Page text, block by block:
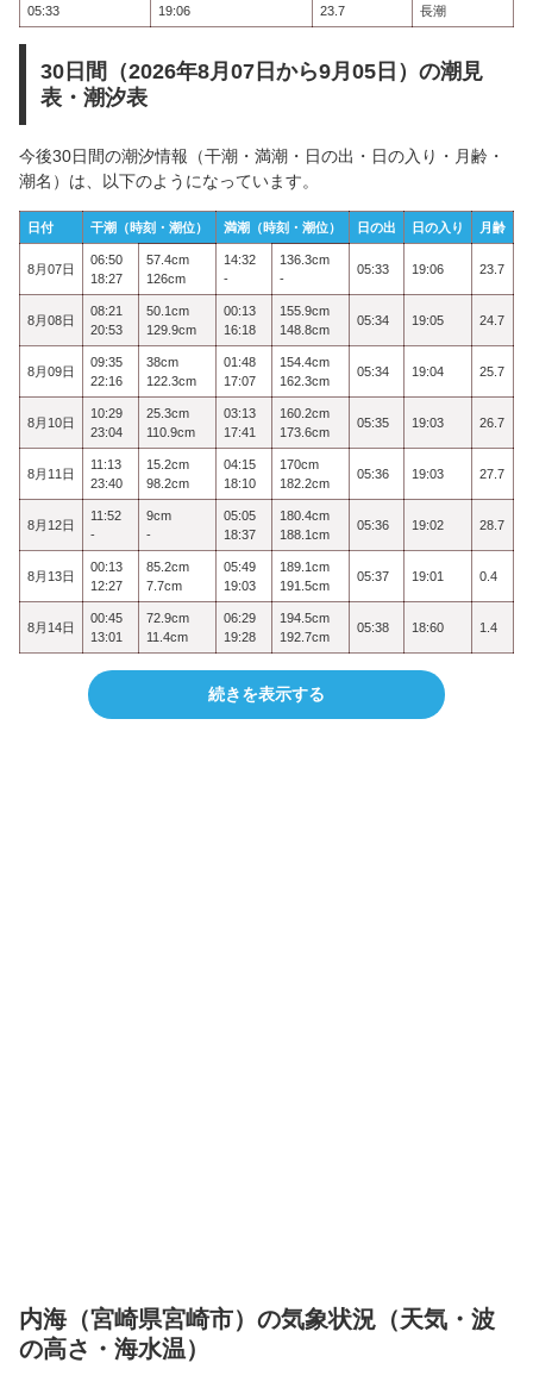
05:33 19:06 23.7 長潮
30日間（2026年8月07日から9月05日）の潮見
表・潮汐表
今後30日間の潮汐情報（干潮・満潮・日の出・日の入り・月齢・
潮名）は、以下のようになっています。
日付 干潮（時刻・潮位） 満潮（時刻・潮位） 日の出 日の入り 月齢
8月07日
06:50
18:27
57.4cm
126cm
14:32
-
136.3cm
-
05:33 19:06 23.7
8月08日
08:21
20:53
50.1cm
129.9cm
00:13
16:18
155.9cm
148.8cm
05:34 19:05 24.7
8月09日
09:35
22:16
38cm
122.3cm
01:48
17:07
154.4cm
162.3cm
05:34 19:04 25.7
8月10日
10:29
23:04
25.3cm
110.9cm
03:13
17:41
160.2cm
173.6cm
05:35 19:03 26.7
8月11日
11:13
23:40
15.2cm
98.2cm
04:15
18:10
170cm
182.2cm
05:36 19:03 27.7
8月12日
11:52
-
9cm
-
05:05
18:37
180.4cm
188.1cm
05:36 19:02 28.7
8月13日
00:13
12:27
85.2cm
7.7cm
05:49
19:03
189.1cm
191.5cm
05:37 19:01 0.4
8月14日
00:45
13:01
72.9cm
11.4cm
06:29
19:28
194.5cm
192.7cm
05:38 18:60 1.4
続きを表示する
内海（宮崎県宮崎市）の気象状況（天気・波
の高さ・海水温）